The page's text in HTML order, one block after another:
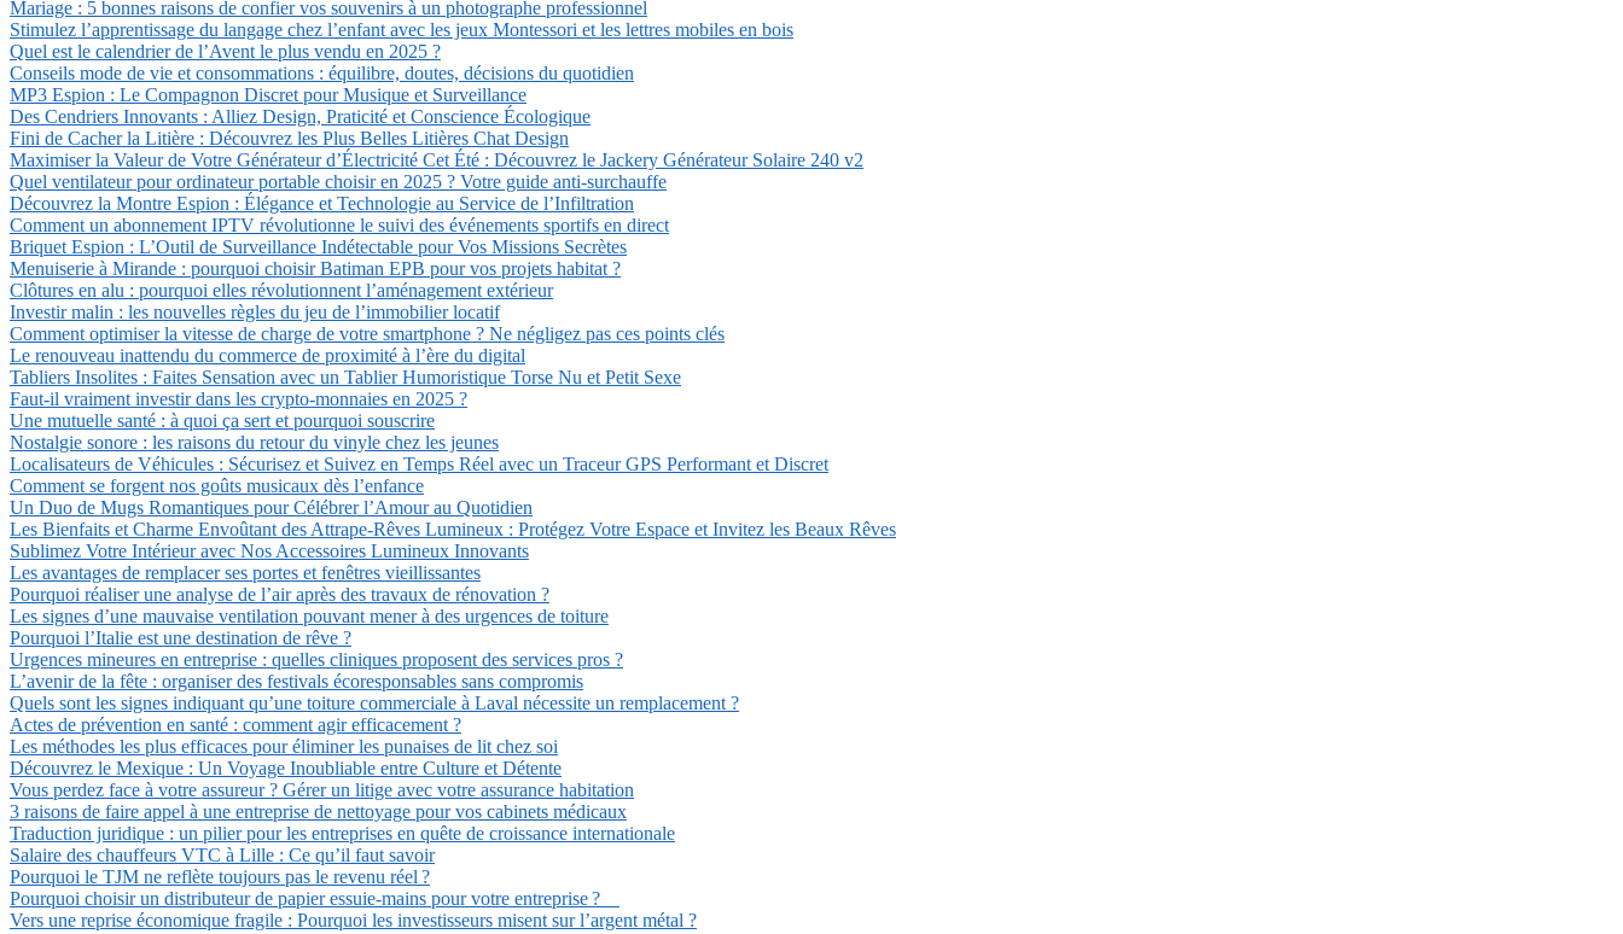
Mariage : 5 bonnes raisons de confier vos souvenirs à un photographe professionnel
Stimulez l’apprentissage du langage chez l’enfant avec les jeux Montessori et les lettres mobiles en bois
Quel est le calendrier de l’Avent le plus vendu en 2025 ?
Conseils mode de vie et consommations : équilibre, doutes, décisions du quotidien
MP3 Espion : Le Compagnon Discret pour Musique et Surveillance
Des Cendriers Innovants : Alliez Design, Praticité et Conscience Écologique
Fini de Cacher la Litière : Découvrez les Plus Belles Litières Chat Design
Maximiser la Valeur de Votre Générateur d’Électricité Cet Été : Découvrez le Jackery Générateur Solaire 240 v2
Quel ventilateur pour ordinateur portable choisir en 2025 ? Votre guide anti-surchauffe
Découvrez la Montre Espion : Élégance et Technologie au Service de l’Infiltration
Comment un abonnement IPTV révolutionne le suivi des événements sportifs en direct
Briquet Espion : L’Outil de Surveillance Indétectable pour Vos Missions Secrètes
Menuiserie à Mirande : pourquoi choisir Batiman EPB pour vos projets habitat ?
Clôtures en alu : pourquoi elles révolutionnent l’aménagement extérieur
Investir malin : les nouvelles règles du jeu de l’immobilier locatif
Comment optimiser la vitesse de charge de votre smartphone ? Ne négligez pas ces points clés
Le renouveau inattendu du commerce de proximité à l’ère du digital
Tabliers Insolites : Faites Sensation avec un Tablier Humoristique Torse Nu et Petit Sexe
Faut-il vraiment investir dans les crypto-monnaies en 2025 ?
Une mutuelle santé : à quoi ça sert et pourquoi souscrire
Nostalgie sonore : les raisons du retour du vinyle chez les jeunes
Localisateurs de Véhicules : Sécurisez et Suivez en Temps Réel avec un Traceur GPS Performant et Discret
Comment se forgent nos goûts musicaux dès l’enfance
Un Duo de Mugs Romantiques pour Célébrer l’Amour au Quotidien
Les Bienfaits et Charme Envoûtant des Attrape-Rêves Lumineux : Protégez Votre Espace et Invitez les Beaux Rêves
Sublimez Votre Intérieur avec Nos Accessoires Lumineux Innovants
Les avantages de remplacer ses portes et fenêtres vieillissantes
Pourquoi réaliser une analyse de l’air après des travaux de rénovation ?
Les signes d’une mauvaise ventilation pouvant mener à des urgences de toiture
Pourquoi l’Italie est une destination de rêve ?
Urgences mineures en entreprise : quelles cliniques proposent des services pros ?
L’avenir de la fête : organiser des festivals écoresponsables sans compromis
Quels sont les signes indiquant qu’une toiture commerciale à Laval nécessite un remplacement ?
Actes de prévention en santé : comment agir efficacement ?
Les méthodes les plus efficaces pour éliminer les punaises de lit chez soi
Découvrez le Mexique : Un Voyage Inoubliable entre Culture et Détente
Vous perdez face à votre assureur ? Gérer un litige avec votre assurance habitation
3 raisons de faire appel à une entreprise de nettoyage pour vos cabinets médicaux
Traduction juridique : un pilier pour les entreprises en quête de croissance internationale
Salaire des chauffeurs VTC à Lille : Ce qu’il faut savoir
Pourquoi le TJM ne reflète toujours pas le revenu réel ?
Pourquoi choisir un distributeur de papier essuie-mains pour votre entreprise ?
Vers une reprise économique fragile : Pourquoi les investisseurs misent sur l’argent métal ?